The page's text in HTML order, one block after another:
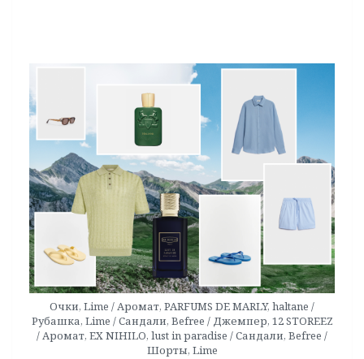
Очки, Lime / Аромат, PARFUMS DE MARLY, haltane /
Рубашка, Lime / Сандали, Befree / Джемпер, 12 STOREEZ
/ Аромат, EX NIHILO, lust in paradise / Сандали, Befree /
Шорты, Lime